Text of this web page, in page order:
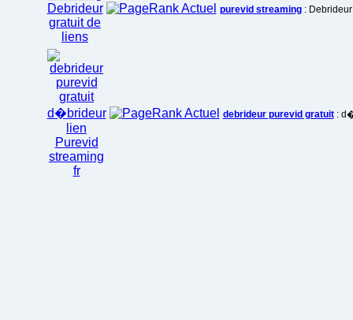
purevid streaming: Debrideur
debrideur purevid gratuit: